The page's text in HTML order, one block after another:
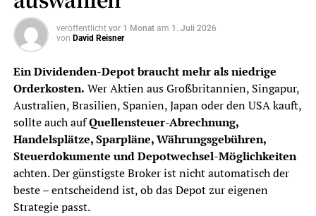
veröffentlicht vor 1 Monat am 1. Juli 2026
von David Reisner
Ein Dividenden-Depot braucht mehr als niedrige
Orderkosten. Wer Aktien aus Großbritannien, Singapur,
Australien, Brasilien, Spanien, Japan oder den USA kauft,
sollte auch aufQuellensteuer-Abrechnung,
Handelsplätze, Sparpläne, Währungsgebühren,
Steuerdokumente und Depotwechsel-Möglichkeiten
achten. Der günstigste Broker ist nicht automatisch der
beste – entscheidend ist, ob das Depot zur eigenen
Strategie passt.